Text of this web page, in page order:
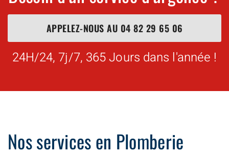
APPELEZ-NOUS AU 04 82 29 65 06
24H/24, 7j/7, 365 Jours dans l'année !
Nos services en Plomberie